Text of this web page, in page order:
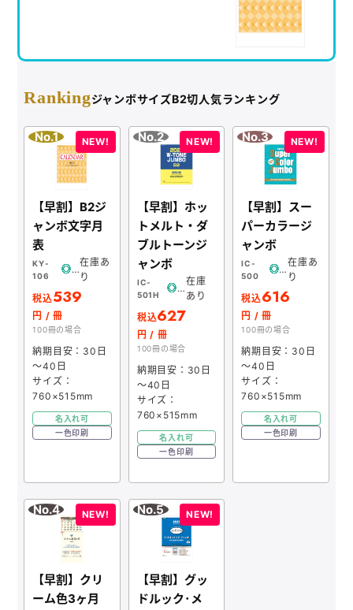
お問い合わせ
ポケットティッシュ本舗
カレンダー本舗
カイロ本舗
キャンディー本舗
ボックスティッシュ本舗
メモ帳本舗
クリアファイル本舗
ウェットティッシュ本舗
扇子本舗
ノベルティグッズ本舗
RankingジャンボサイズB2切人気ランキング
【早割】B2ジ
ャンボ文字月
表
KY-
106
在庫あ
り
税込539
円 / 冊
100冊の場合
納期目安：30日
～40日
サイズ：
760×515mm
名入れ可
一色印刷
【早割】ホッ
トメルト・ダ
ブルトーンジ
ャンボ
IC-
501H
在庫
あり
税込627
円 / 冊
100冊の場合
納期目安：30日
～40日
サイズ：
760×515mm
名入れ可
一色印刷
【早割】スー
パーカラージ
ャンボ
IC-
500
在庫あ
り
税込616
円 / 冊
100冊の場合
納期目安：30日
～40日
サイズ：
760×515mm
名入れ可
一色印刷
【早割】クリ
ーム色3ヶ月
【早割】グッ
ドルック･メ